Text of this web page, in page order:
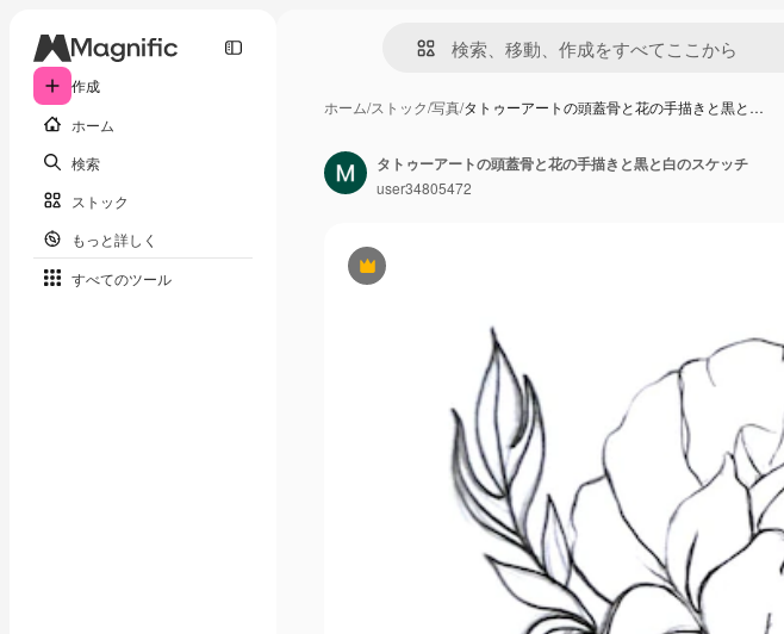
作成
ホーム
検索
ストック
もっと詳しく
すべてのツール
ホーム/ストック/写真/タトゥーアートの頭蓋骨と花の手描きと黒と…
Premium
タトゥーアートの頭蓋骨と花の手描きと黒と白のスケッチ
user34805472